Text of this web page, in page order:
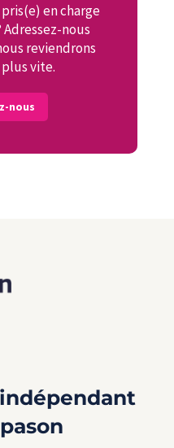
en charge
nous
reviendrons
plus vite.
nous